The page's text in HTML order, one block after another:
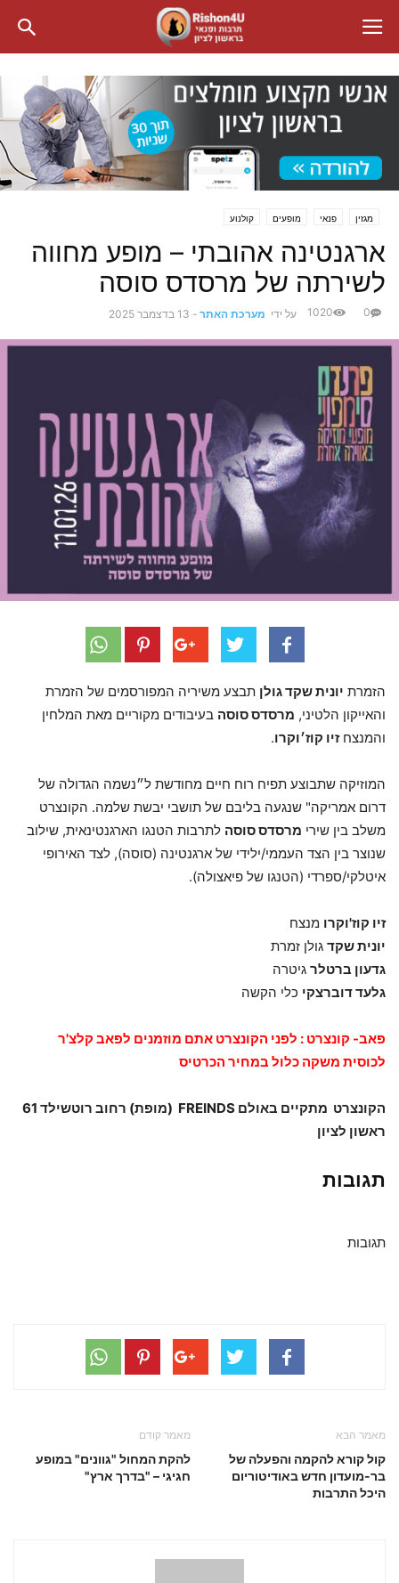
מגזין פנאי מופעים קולנוע
ארגנטינה אהובתי – מופע מחווה
לשירתה של מרסדס סוסה
על ידי מערכת האתר - 13 בדצמבר 2025 0
1020
הזמרת יונית שקד גולן תבצע משיריה המפורסמים של הזמרת
והאייקון הלטיני, מרסדס סוסה בעיבודים מקוריים מאת המלחין
והמנצחזיו קוז׳וקרו.
המוזיקה שתבוצע תפיח רוח חיים מחודשת ל״נשמה הגדולה של
דרום אמריקה" שנגעה בליבם של תושבי יבשת שלמה. הקונצרט
משלב בין שירי מרסדס סוסה לתרבות הטנגו הארגנטינאית, שילוב
שנוצר בין הצד העממי/ילידי של ארגנטינה (סוסה), לצד האירופי
איטלקי/ספרדי (הטנגו של פיאצולה).
זיו קוז'וקרו מנצח
יונית שקד גולן זמרת
גדעון ברטלר גיטרה
גלעד דוברצקי כלי הקשה
פאב- קונצרט : לפני הקונצרט אתם מוזמנים לפאב קלצ'ר
לכוסית משקה כלול במחיר הכרטיס ​
הקונצרט מתקיים באולם FREINDS (מופת) רחוב רוטשילד 61
ראשון לציון
תגובות
תגובות
מאמר קודם
להקת המחול "גוונים" במופע
חגיגי – "בדרך ארץ"
מאמר הבא
קול קורא להקמה והפעלה של
בר-מועדון חדש באודיטוריום
היכל התרבות